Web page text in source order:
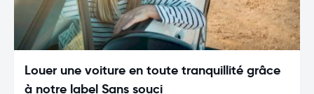
Louer une voiture en toute tranquillité grâce
à notre label Sans souci